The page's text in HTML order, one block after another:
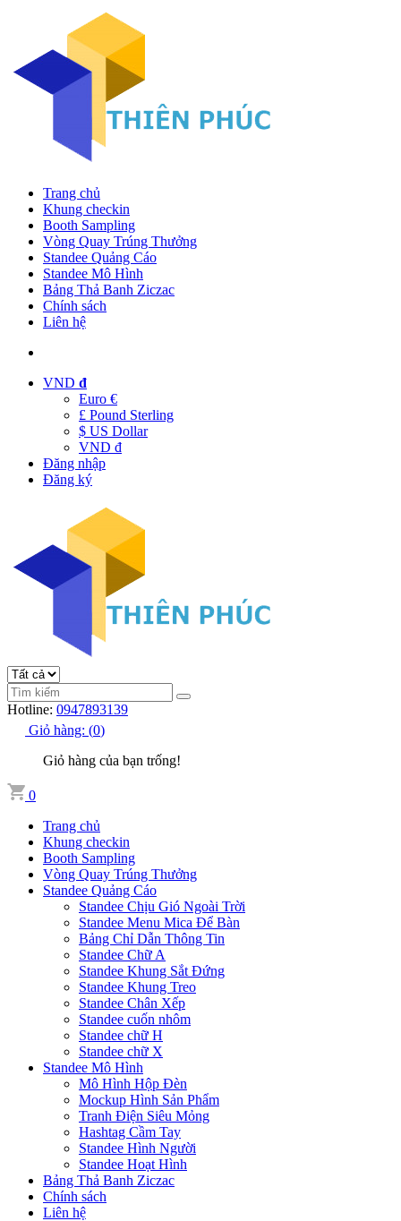
Trang chủ
Khung checkin
Booth Sampling
Vòng Quay Trúng Thưởng
Standee Quảng Cáo
Standee Mô Hình
Bảng Thả Banh Ziczac
Chính sách
Liên hệ
VND đ
Euro €
£ Pound Sterling
$ US Dollar
VND đ
Đăng nhập
Đăng ký
Hotline: 0947893139
Giỏ hàng: (0)
Giỏ hàng của bạn trống!
0
Trang chủ
Khung checkin
Booth Sampling
Vòng Quay Trúng Thưởng
Standee Quảng Cáo
Standee Chịu Gió Ngoài Trời
Standee Menu Mica Để Bàn
Bảng Chỉ Dẫn Thông Tin
Standee Chữ A
Standee Khung Sắt Đứng
Standee Khung Treo
Standee Chân Xếp
Standee cuốn nhôm
Standee chữ H
Standee chữ X
Standee Mô Hình
Mô Hình Hộp Đèn
Mockup Hình Sản Phẩm
Tranh Điện Siêu Mỏng
Hashtag Cầm Tay
Standee Hình Người
Standee Hoạt Hình
Bảng Thả Banh Ziczac
Chính sách
Liên hệ